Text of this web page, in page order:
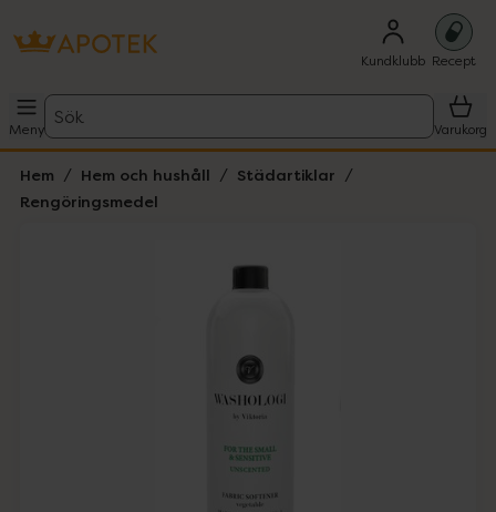
Kundklubb Recept
Meny
Sök
Varukorg
Hem Hem och hushåll
Städartiklar
Rengöringsmedel
Lista: . Innehåller 1 objekt.